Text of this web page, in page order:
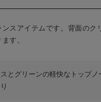
スアイテムです。背面の
す。
とグリーンの軽快なトップ